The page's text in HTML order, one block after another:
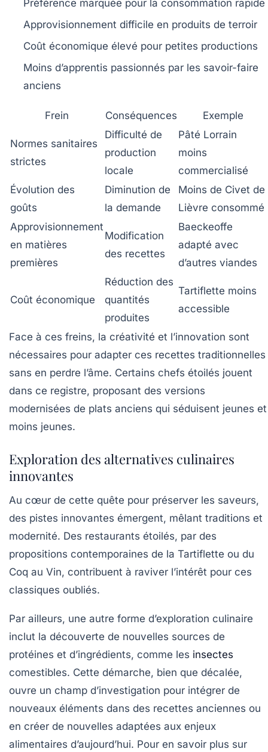
Préférence marquée pour la consommation rapide
Approvisionnement difficile en produits de terroir
Coût économique élevé pour petites productions
Moins d’apprentis passionnés par les savoir-faire
anciens
Frein Conséquences Exemple
Normes sanitaires
strictes
Difficulté de
production
locale
Pâté Lorrain
moins
commercialisé
Évolution des
goûts
Diminution de
la demande
Moins de Civet de
Lièvre consommé
Approvisionnement
en matières
premières
Modification
des recettes
Baeckeoffe
adapté avec
d’autres viandes
Coût économique
Réduction des
quantités
produites
Tartiflette moins
accessible
Face à ces freins, la créativité et l’innovation sont
nécessaires pour adapter ces recettes traditionnelles
sans en perdre l’âme. Certains chefs étoilés jouent
dans ce registre, proposant des versions
modernisées de plats anciens qui séduisent jeunes et
moins jeunes.
Exploration des alternatives culinaires
innovantes
Au cœur de cette quête pour préserver les saveurs,
des pistes innovantes émergent, mêlant traditions et
modernité. Des restaurants étoilés, par des
propositions contemporaines de la Tartiflette ou du
Coq au Vin, contribuent à raviver l’intérêt pour ces
classiques oubliés.
Par ailleurs, une autre forme d’exploration culinaire
inclut la découverte de nouvelles sources de
protéines et d’ingrédients, comme les insectes
comestibles. Cette démarche, bien que décalée,
ouvre un champ d’investigation pour intégrer de
nouveaux éléments dans des recettes anciennes ou
en créer de nouvelles adaptées aux enjeux
alimentaires d’aujourd’hui. Pour en savoir plus sur